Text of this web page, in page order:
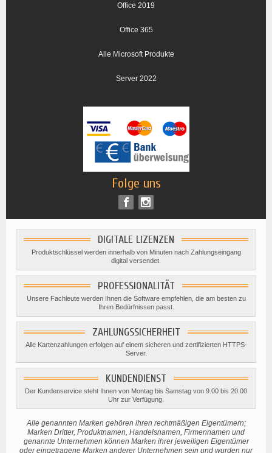
Office 2019
Office 365
Alle Microsoft Produkte
Server 2022
Folge uns
DIGITALE LIZENZEN
Produktschlüssel werden innerhalb von Minuten nach Zahlungseingang
digital versendet.
PROFESSIONALITÄT
Unsere Fachleute werden Ihnen die Software empfehlen, die am besten zu
Ihren Bedürfnissen passt.
ZAHLUNGSSICHERHEIT
Alle Kartenzahlungen erfolgen auf einem sicheren und zertifizierten HTTPS-
Server.
KUNDENDIENST
Der Kundenservice steht Ihnen von Montag bis Samstag von 9.00 bis 20.00
Uhr zur Verfügung.
Alle genannten Marken gehören ihren rechtmäßigen Eigentümern;
Marken Dritter, Produktnamen, Handelsnamen, Firmennamen und
genannte Unternehmen können Marken ihrer jeweiligen Eigentümer
oder eingetragene Marken anderer Unternehmen sein und wurden nur